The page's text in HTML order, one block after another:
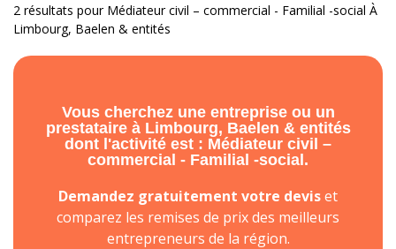
2 résultats pour Médiateur civil – commercial - Familial -social À
Limbourg, Baelen & entités
Vous cherchez une entreprise ou un
prestataire à Limbourg, Baelen & entités
dont l'activité est : Médiateur civil –
commercial - Familial -social.
Demandez gratuitement votre deviset
comparez les remises de prix des meilleurs
entrepreneurs de la région.